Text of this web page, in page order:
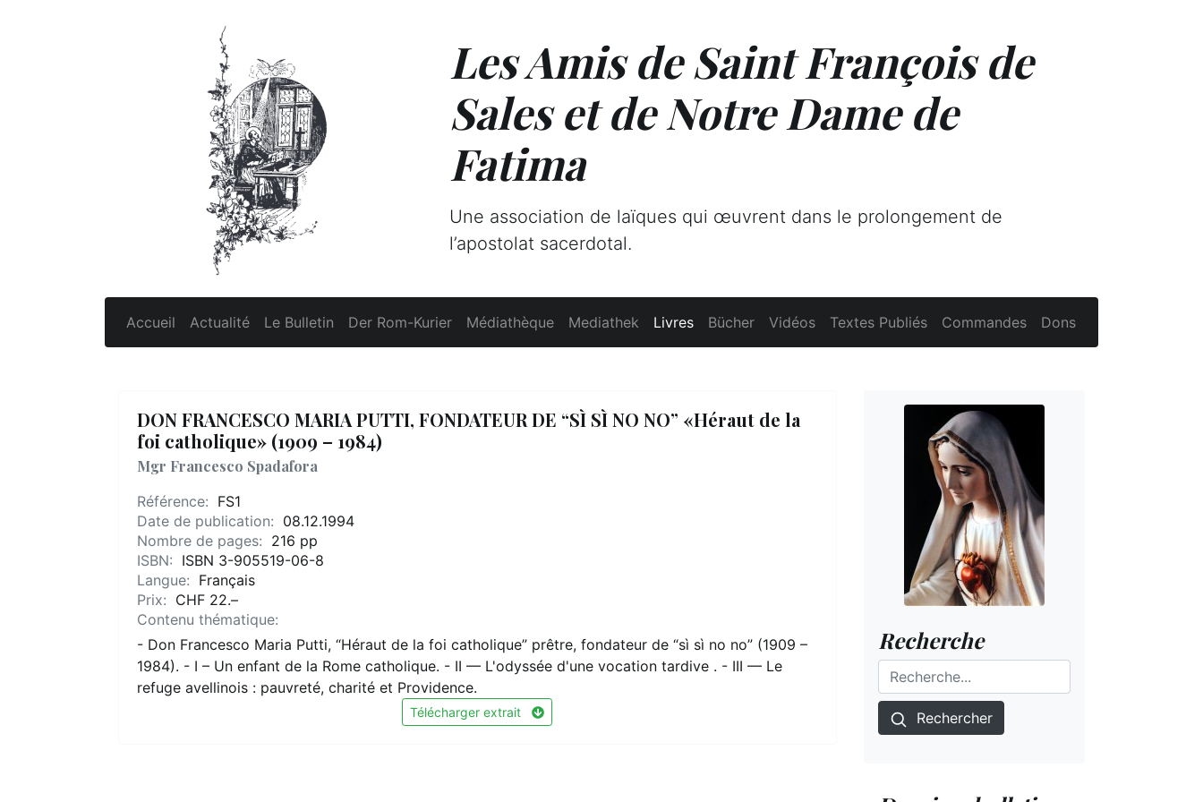
Les Amis de Saint François de
Sales et de Notre Dame de
Fatima
Une association de laïques qui œuvrent dans le prolongement de
l’apostolat sacerdotal.
Accueil Actualité Le Bulletin Der Rom-Kurier Médiathèque Mediathek Livres Bücher Vidéos Textes Publiés Commandes Dons
DON FRANCESCO MARIA PUTTI, FONDATEUR DE “SÌ SÌ NO NO” «Héraut de la
foi catholique» (1909 – 1984)
Mgr Francesco Spadafora
Référence: FS1
Date de publication: 08.12.1994
Nombre de pages: 216 pp
ISBN: ISBN 3-905519-06-8
Langue: Français
Prix: CHF 22.–
Contenu thématique:
- Don Francesco Maria Putti, “Héraut de la foi catholique” prêtre, fondateur de “sì sì no no” (1909 –
1984). - I – Un enfant de la Rome catholique. - II — L'odyssée d'une vocation tardive . - III — Le
refuge avellinois : pauvreté, charité et Providence.
Télécharger extrait
Recherche
Rechercher